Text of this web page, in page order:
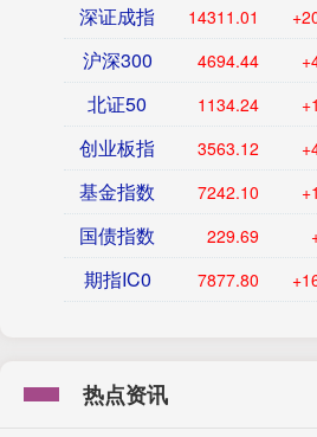
深证成指 14311.01
沪深300 4694.44
北证50 1134.24
创业板指 3563.12
基金指数 7242.10
国债指数 229.69
期指IC0 7877.80
热点资讯